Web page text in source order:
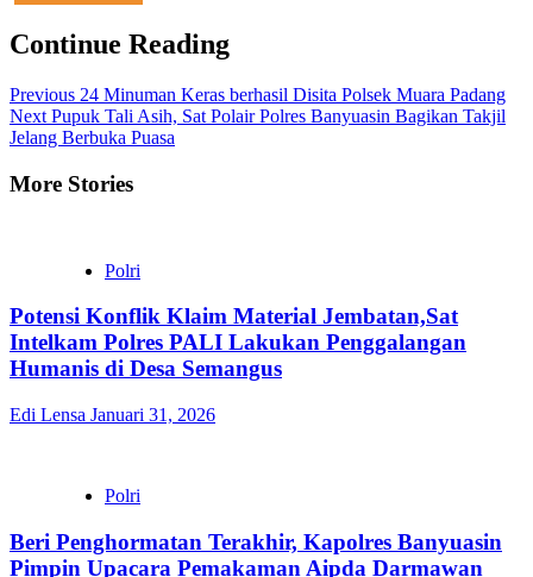
Continue Reading
Previous 24 Minuman Keras berhasil Disita Polsek Muara Padang
Next Pupuk Tali Asih, Sat Polair Polres Banyuasin Bagikan Takjil
Jelang Berbuka Puasa
More Stories
Polri
Potensi Konflik Klaim Material Jembatan,Sat
Intelkam Polres PALI Lakukan Penggalangan
Humanis di Desa Semangus
Edi Lensa Januari 31, 2026
Polri
Beri Penghormatan Terakhir, Kapolres Banyuasin
Pimpin Upacara Pemakaman Aipda Darmawan